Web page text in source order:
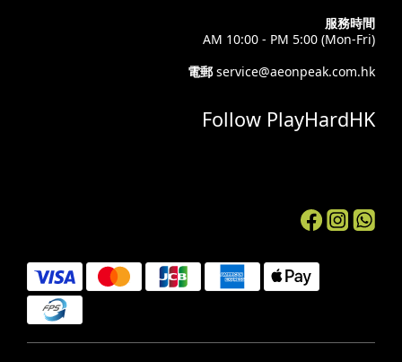
服務時間
AM 10:00 - PM 5:00 (Mon-Fri)
電郵 service@aeonpeak.com.hk
Follow PlayHardHK